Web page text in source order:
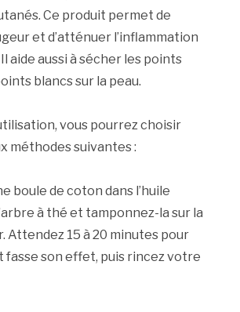
Ce produit permet de
et d’atténuer l’inflammation
aide aussi à sécher les points
blancs sur la peau.
vous pourrez choisir
méthodes suivantes :
boule de coton dans l’huile
à thé et tamponnez-la sur la
Attendez 15 à 20 minutes pour
fasse son effet, puis rincez votre